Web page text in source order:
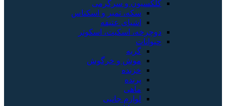
کلکسیون و سرگرمی
سکه، تمبر و اسکناس
اشیای عتیقه
دوچرخه، اسکیت، اسکوتر
حیوانات
گربه
موش و خرگوش
خزنده
پرنده
ماهی
لوازم جانبی